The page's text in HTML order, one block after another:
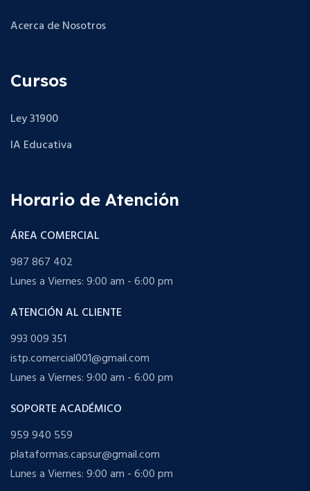
Acerca de Nosotros
Cursos
Ley 31900
IA Educativa
Horario de Atención
ÁREA COMERCIAL
987 867 402
Lunes a Viernes: 9:00 am - 6:00 pm
ATENCIÓN AL CLIENTE
993 009 351
istp.comercial001@gmail.com
Lunes a Viernes: 9:00 am - 6:00 pm
SOPORTE ACADÉMICO
959 940 559
plataformas.capsur@gmail.com
Lunes a Viernes: 9:00 am - 6:00 pm